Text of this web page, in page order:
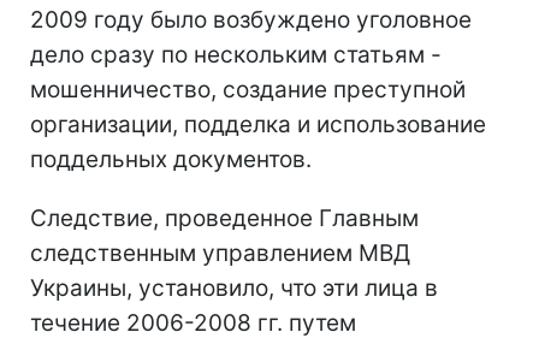
2009 году было возбуждено уголовное
дело сразу по нескольким статьям -
мошенничество, создание преступной
организации, подделка и использование
поддельных документов.
Следствие, проведенное Главным
следственным управлением МВД
Украины, установило, что эти лица в
течение 2006-2008 гг. путем